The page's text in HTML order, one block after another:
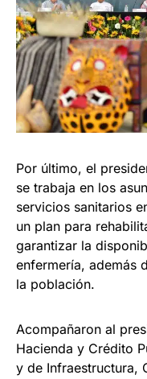
Por último, el
se trabaja en los
servicios sanitarios
un plan para
garantizar la
enfermería, además
la población.
Acompañaron al
Hacienda y Crédito
y de Infraestructura,